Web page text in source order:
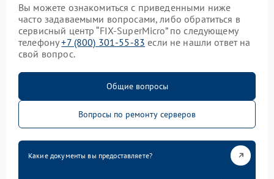
Вы можете ознакомиться с приведенными ниже
часто задаваемыми вопросами, либо обратиться в
сервисный центр “FIX-SuperMicro” по следующему
телефону+7 (800) 301-55-83 если не нашли ответ на
свой вопрос.
Общие вопросы
Вопросы по ремонту серверов
Какие документы вы предоставляете?